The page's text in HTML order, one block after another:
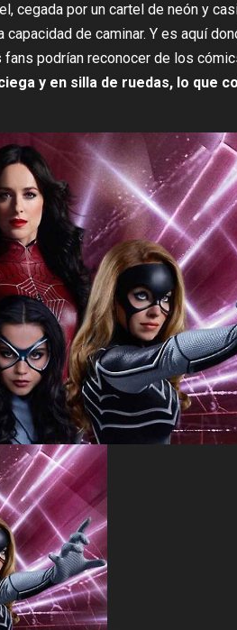
cegada por un cartel de neón y
de caminar. Y es aquí
podrían reconocer de los
y en silla de ruedas, lo que